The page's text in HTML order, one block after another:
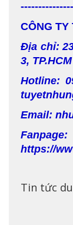
CÔNG TY
Địa chỉ:
3, TP.HCM
Hotline:
Email:
Fanpage:
https://
Tin tức